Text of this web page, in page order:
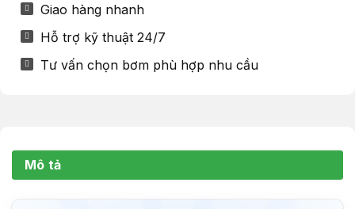
Giao hàng nhanh
Hỗ trợ kỹ thuật 24/7
Tư vấn chọn bơm phù hợp nhu cầu
Mô tả